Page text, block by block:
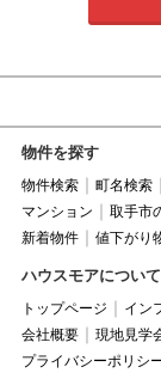
物件を探す
物件検索 町名検索
マンション
取手市
新着物件
値下がり
ハウスモアについて
トップページ イン
会社概要
現地見学
プライバシーポリシ